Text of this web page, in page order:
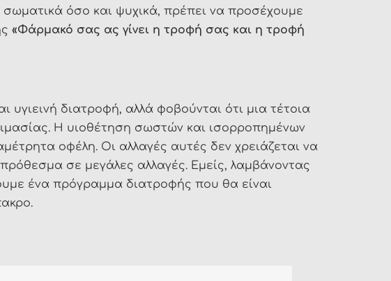
σωματικά όσο και ψυχικά, πρέπει να προσέχουμε
«Φάρμακό σας ας γίνει η τροφή σας και η τροφή
διατροφή, αλλά φοβούνται ότι μια τέτοια
Η υιοθέτηση σωστών και ισορροπημένων
οφέλη. Οι αλλαγές αυτές δεν χρειάζεται να
σε μεγάλες αλλαγές. Εμείς, λαμβάνοντας
ένα πρόγραμμα διατροφής που θα είναι